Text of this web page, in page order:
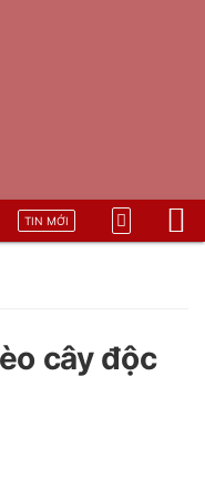
TIN MỚI
cây độc